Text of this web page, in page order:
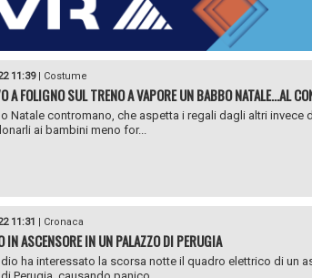
11:39| Costume
A FOLIGNO SUL TRENO A VAPORE UN BABBO NATALE…AL
Natale contromano, che aspetta i regali dagli altri invece
ai bambini meno for...
11:31 Cronaca
IN ASCENSORE IN UN PALAZZO DI PERUGIA
ha interessato la scorsa notte il quadro elettrico di un